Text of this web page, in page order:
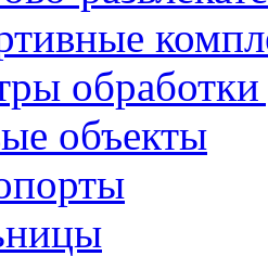
объекты